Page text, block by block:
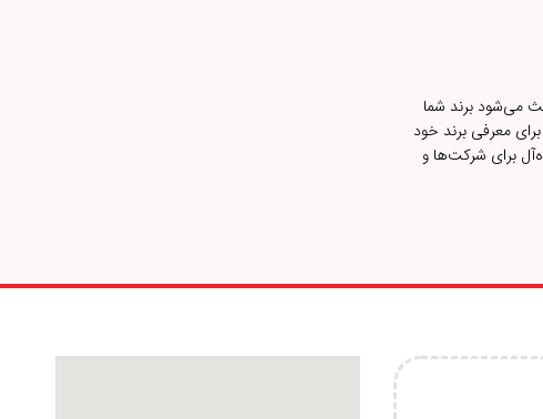
می‌شود برند شما
معرفی برند خود
ایده‌آل برای شرکت‌ها و